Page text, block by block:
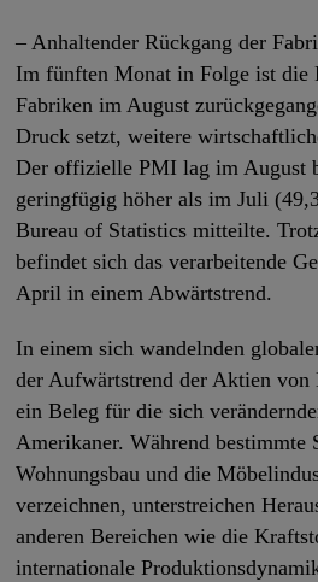
– Anhaltender Rückgang der
Im fünften Monat in Folge ist die
Fabriken im August
Druck setzt, weitere
Der offizielle PMI lag im August
geringfügig höher als im Juli
Bureau of Statistics mitteilte.
befindet sich das verarbeitende
April in einem Abwärtstrend.
In einem sich wandelnden
der Aufwärtstrend der Aktien von
ein Beleg für die sich
Amerikaner. Während bestimmte
Wohnungsbau und die
verzeichnen, unterstreichen
anderen Bereichen wie die
internationale